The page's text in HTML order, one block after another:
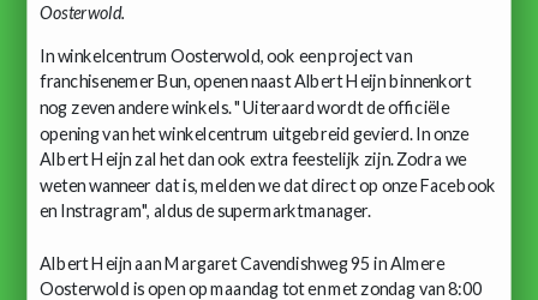
Oosterwold.
In winkelcentrum Oosterwold, ook een project van
franchisenemer Bun, openen naast Albert Heijn binnenkort
nog zeven andere winkels. "Uiteraard wordt de officiële
opening van het winkelcentrum uitgebreid gevierd. In onze
Albert Heijn zal het dan ook extra feestelijk zijn. Zodra we
weten wanneer dat is, melden we dat direct op onze Facebook
en Instragram", aldus de supermarktmanager.
Albert Heijn aan Margaret Cavendishweg 95 in Almere
Oosterwold is open op maandag tot en met zondag van 8:00